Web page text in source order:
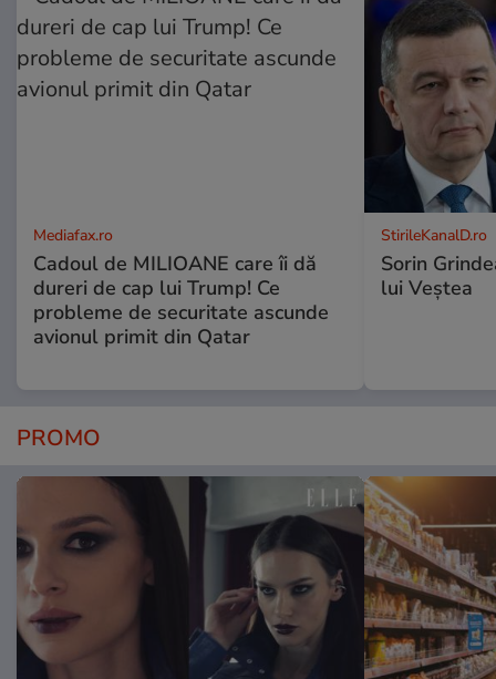
Mediafax.ro
Cadoul de MILIOANE care îi dă
dureri de cap lui Trump! Ce
probleme de securitate ascunde
avionul primit din Qatar
StirileKanalD.ro
Sorin
lui Veștea
PROMO